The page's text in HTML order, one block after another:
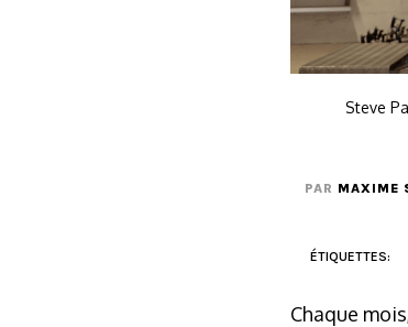
Steve
PAR MAXIME
ÉTIQUETTES:
Chaque